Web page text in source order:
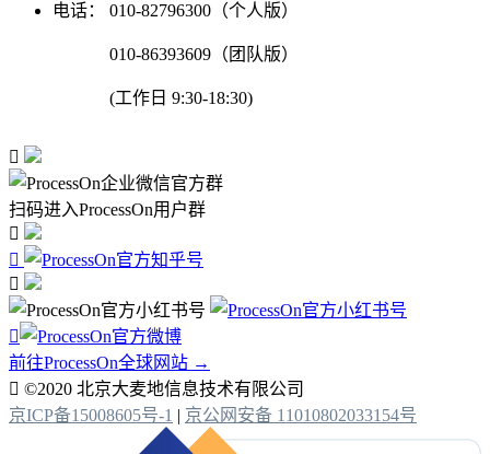
电话：
010-82796300（个人版）
010-86393609（团队版）
(工作日 9:30-18:30)

扫码进入ProcessOn用户群




前往ProcessOn全球网站 →
 ©2020 北京大麦地信息技术有限公司
京ICP备15008605号-1 | 京公网安备 11010802033154号